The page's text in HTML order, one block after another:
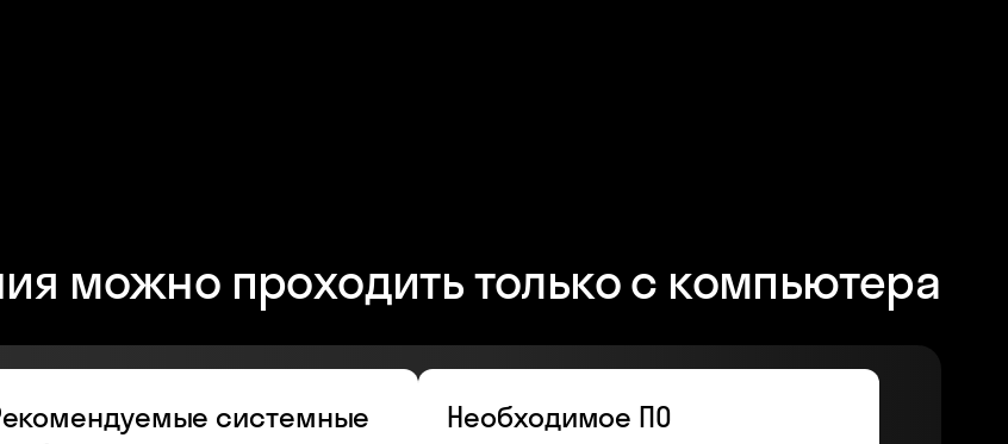
можно проходить только с компьютера
системные
Необходимое ПО